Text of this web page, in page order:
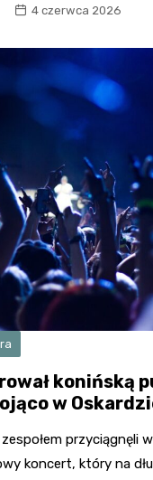
4 czerwca 2026
konińską
w
przyciągnęli
koncert, który na